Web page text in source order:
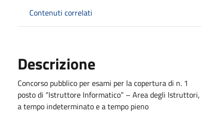
Contenuti correlati
Descrizione
Concorso pubblico per esami per la copertura di n. 1
posto di “Istruttore Informatico” – Area degli Istruttori,
a tempo indeterminato e a tempo pieno